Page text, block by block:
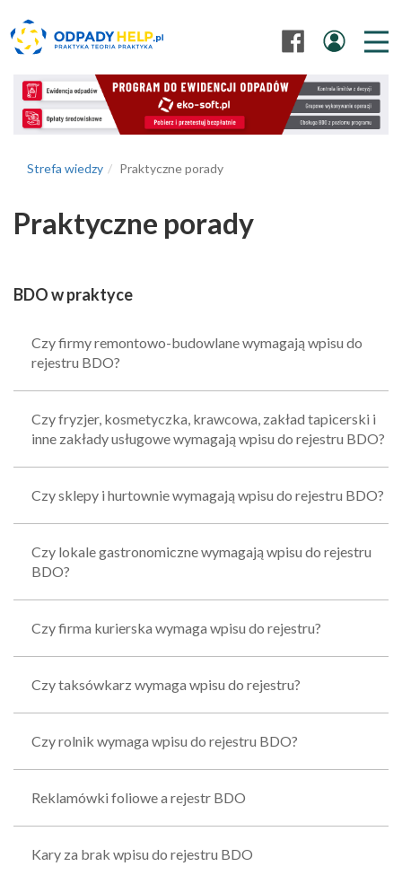
Strefa wiedzy Praktyczne porady
Praktyczne porady
BDO w praktyce
Czy firmy remontowo-budowlane wymagają wpisu do
rejestru BDO?
Czy fryzjer, kosmetyczka, krawcowa, zakład tapicerski i
inne zakłady usługowe wymagają wpisu do rejestru BDO?
Czy sklepy i hurtownie wymagają wpisu do rejestru BDO?
Czy lokale gastronomiczne wymagają wpisu do rejestru
BDO?
Czy firma kurierska wymaga wpisu do rejestru?
Czy taksówkarz wymaga wpisu do rejestru?
Czy rolnik wymaga wpisu do rejestru BDO?
Reklamówki foliowe a rejestr BDO
Kary za brak wpisu do rejestru BDO